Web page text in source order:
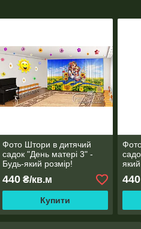
Фото Штори в дитячий
садок "День матері 3" -
Будь-який розмір!
440₴/кв.м
Купити
440